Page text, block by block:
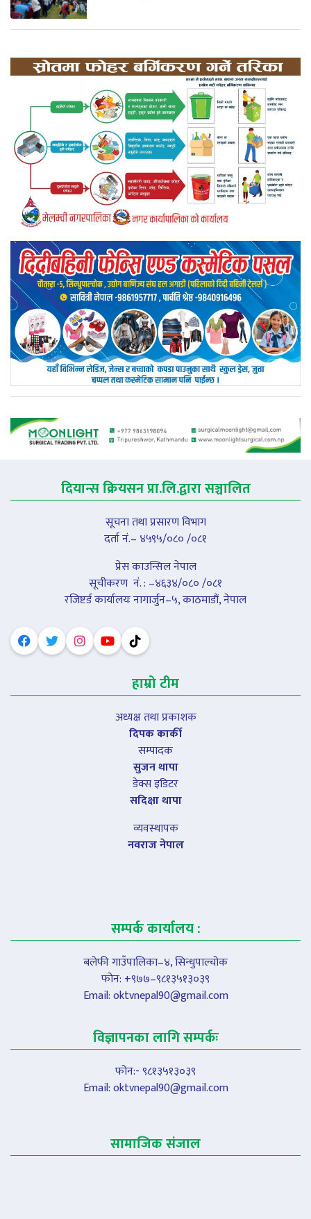
दियान्स क्रियसन प्रा.लि.द्वारा सञ्चालित
सूचना तथा प्रसारण विभाग
दर्ता नं.– ४५९५/०८० /०८१
प्रेस काउन्सिल नेपाल
सूचीकरण नंं. : –४६३४/०८० /०८१
रजिष्टर्ड कार्यालयः नागार्जुन–५, काठमाडौं, नेपाल
हाम्रो टीम
अध्यक्ष तथा प्रकाशक
दिपक कार्की
सम्पादक
सुजन थापा
डेक्स इडिटर
सदिक्षा थापा
व्यवस्थापक
नवराज नेपाल
सम्पर्क कार्यालय :
बलेफी गाउँपालिका–४, सिन्धुपाल्चोक
फोन: +९७७–९८१३५१३०३९
Email:oktvnepal90@gmail.com
विज्ञापनका लागि सम्पर्कः
फोन:- ९८१३५१३०३९
Email:oktvnepal90@gmail.com
सामाजिक संजाल